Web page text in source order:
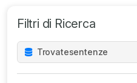
Filtri di Ricerca
Trovatesentenze